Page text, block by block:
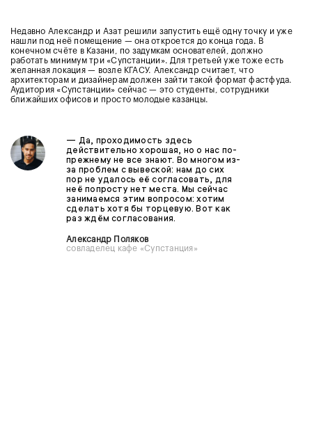
Недавно Александр и Азат решили запустить ещё одну точку и уже
нашли под неё помещение — она откроется до конца года. В
конечном счёте в Казани, по задумкам основателей, должно
работать минимум три «Супстанции». Для третьей уже тоже есть
желанная локация — возле КГАСУ. Александр считает, что
архитекторам и дизайнерам должен зайти такой формат фастфуда.
Аудитория «Супстанции» сейчас — это студенты, сотрудники
ближайших офисов и просто молодые казанцы.
— Да, проходимость здесь
действительно хорошая, но о нас по-
прежнему не все знают. Во многом из-
за проблем с вывеской: нам до сих
пор не удалось её согласовать, для
неё попросту нет места. Мы сейчас
занимаемся этим вопросом: хотим
сделать хотя бы торцевую. Вот как
раз ждём согласования.
Александр Поляков
совладелец кафе «Супстанция»